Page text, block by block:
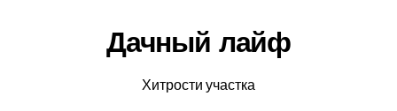
Дачный лайф
Хитрости участка